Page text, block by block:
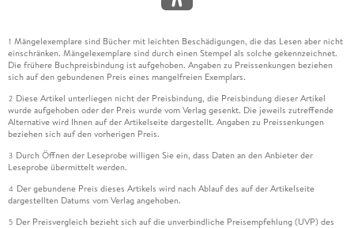
1 Mängelexemplare sind Bücher mit leichten Beschädigungen, die das Lesen aber nicht
einschränken. Mängelexemplare sind durch einen Stempel als solche gekennzeichnet.
Die frühere Buchpreisbindung ist aufgehoben. Angaben zu Preissenkungen beziehen
sich auf den gebundenen Preis eines mangelfreien Exemplars.
2 Diese Artikel unterliegen nicht der Preisbindung, die Preisbindung dieser Artikel
wurde aufgehoben oder der Preis wurde vom Verlag gesenkt. Die jeweils zutreffende
Alternative wird Ihnen auf der Artikelseite dargestellt. Angaben zu Preissenkungen
beziehen sich auf den vorherigen Preis.
3 Durch Öffnen der Leseprobe willigen Sie ein, dass Daten an den Anbieter der
Leseprobe übermittelt werden.
4 Der gebundene Preis dieses Artikels wird nach Ablauf des auf der Artikelseite
dargestellten Datums vom Verlag angehoben.
5 Der Preisvergleich bezieht sich auf die unverbindliche Preisempfehlung (UVP) des